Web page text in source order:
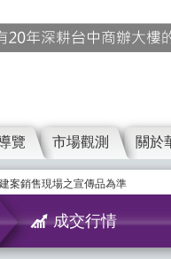
覽 市場觀測 關於
案銷售現場之宣傳品為準
成交行情